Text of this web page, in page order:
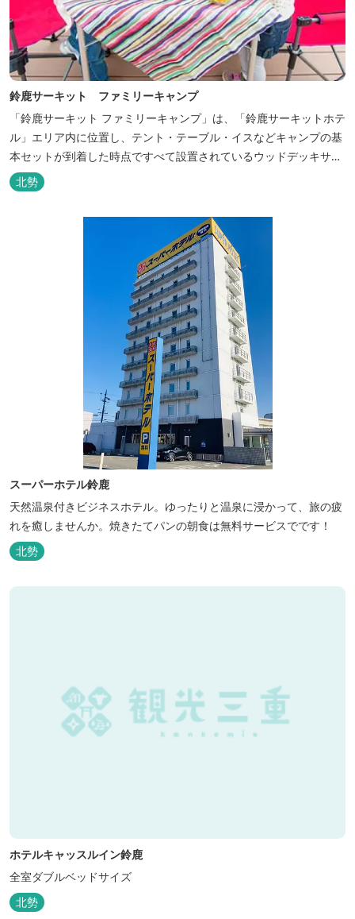
鈴鹿サーキット ファミリーキャンプ
「鈴鹿サーキット ファミリーキャンプ」は、「鈴鹿サーキットホテ
ル」エリア内に位置し、テント・テーブル・イスなどキャンプの基
本セットが到着した時点ですべて設置されているウッドデッキサイ
トの他、初めてのキャンプでも安心して楽しめる設備が整ったキャ
ンプ場です。 さらに、手ぶらでキャンプをお楽しみいただけるよう
に夕食バーべキュー用の炭火セットなどのレンタル品や国産牛BBQ
北勢
スーパーホテル鈴鹿
天然温泉付きビジネスホテル。ゆったりと温泉に浸かって、旅の疲
れを癒しませんか。焼きたてパンの朝食は無料サービスでです！
北勢
ホテルキャッスルイン鈴鹿
全室ダブルベッドサイズ
北勢